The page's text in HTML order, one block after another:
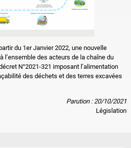
du 1er Janvier 2022, une nouvelle
l’ensemble des acteurs de la chaîne du
N°2021-321 imposant l’alimentation
des déchets et des terres excavées
Parution : 20/10/2021
Législation